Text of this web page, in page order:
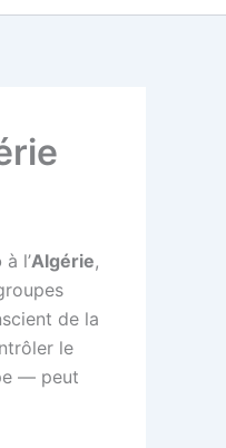
à l’Algérie,
de la
le
— peut